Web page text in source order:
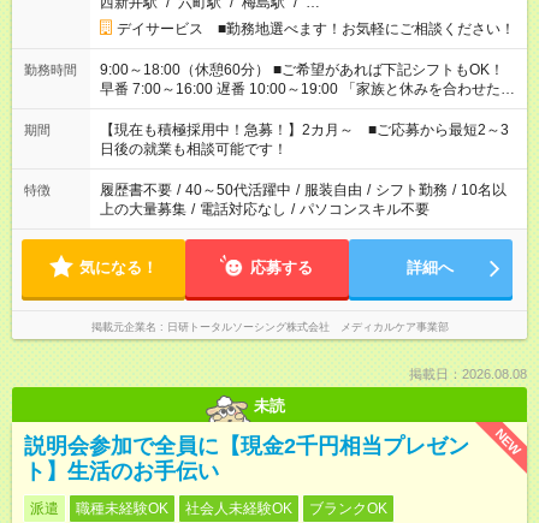
デイサービス ■勤務地選べます！お気軽にご相談ください！
勤務時間
9:00～18:00（休憩60分） ■ご希望があれば下記シフトもOK！
早番 7:00～16:00 遅番 10:00～19:00 「家族と休みを合わせた
い」 「余裕を持って夕飯の準備がしたい」 「できれば残業はし
たくない」 など、ご希望を教えてくださいね。 ※Wワーク希望
の方へ 今ご覧のお仕事で希望する勤務時間と、もう1つのお仕事
の勤務時間。 合計で週40時間を超える場合は応募できません。
期間
【現在も積極採用中！急募！】2カ月～ ■ご応募から最短2～3
日後の就業も相談可能です！
特徴 履歴書不要 / 40～50代活躍中 / 服装自由 / シフト勤務 / 10名以
上の大量募集 / 電話対応なし / パソコンスキル不要
気になる！ 応募する 詳細へ
掲載元企業名 日研トータルソーシング株式会社 メディカルケア事業部
掲載日：2026.08.08
未読
NEW
説明会参加で全員に【現金2千円相当プレゼン
ト】生活のお手伝い
派遣 職種未経験OK 社会人未経験OK
ブランクOK